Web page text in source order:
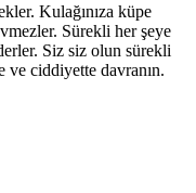
Kulağınıza küpe
Sürekli her şeye
Siz siz olun sürekli
ve ciddiyette davranın.